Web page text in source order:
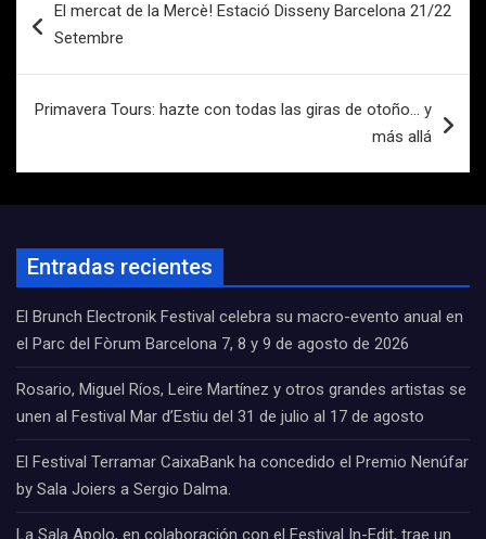
de
El mercat de la Mercè! Estació Disseny Barcelona 21/22
Setembre
Primavera Tours: hazte con todas las giras de otoño… y
más allá
Entradas recientes
El Brunch Electronik Festival celebra su macro-evento anual en
el Parc del Fòrum Barcelona 7, 8 y 9 de agosto de 2026
Rosario, Miguel Ríos, Leire Martínez y otros grandes artistas se
unen al Festival Mar d’Estiu del 31 de julio al 17 de agosto
El Festival Terramar CaixaBank ha concedido el Premio Nenúfar
by Sala Joiers a Sergio Dalma.
La Sala Apolo, en colaboración con el Festival In-Edit, trae un